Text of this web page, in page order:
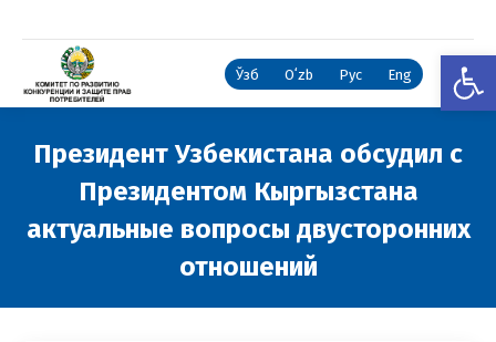
Ўзб Oʻzb Рус Eng
Президент Узбекистана обсудил с
Президентом Кыргызстана
актуальные вопросы двусторонних
отношений